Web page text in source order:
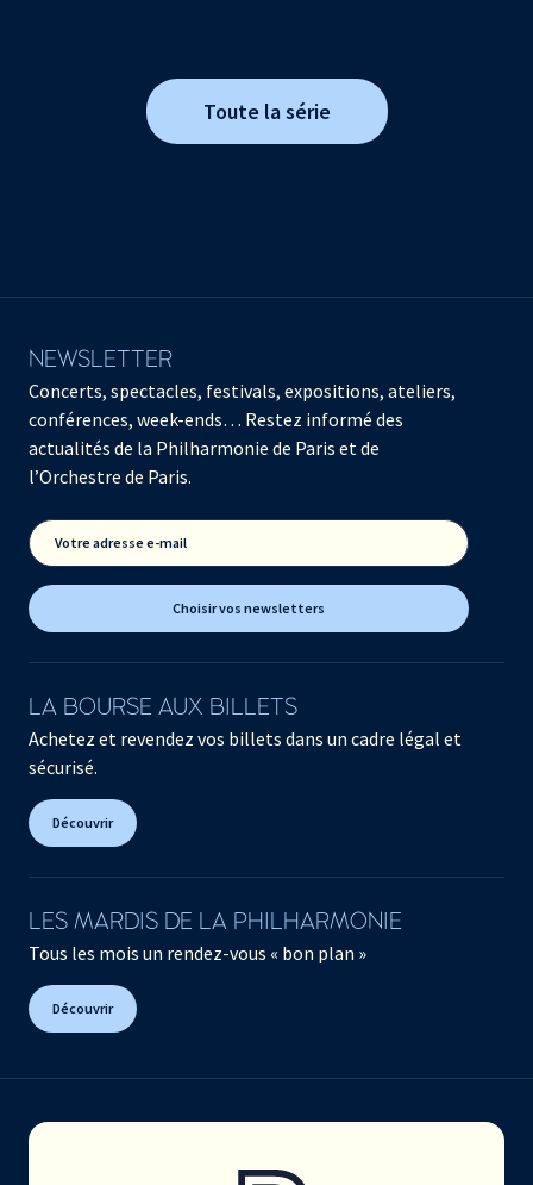
Toute la série
NEWSLETTER
Concerts, spectacles, festivals, expositions, ateliers,
conférences, week-ends… Restez informé des
actualités de la Philharmonie de Paris et de
l’Orchestre de Paris.
Votre adresse e-mail
Choisir vos newsletters
LA BOURSE AUX BILLETS
Achetez et revendez vos billets dans un cadre légal et
sécurisé.
Découvrir
LES MARDIS DE LA PHILHARMONIE
Tous les mois un rendez-vous « bon plan »
Découvrir